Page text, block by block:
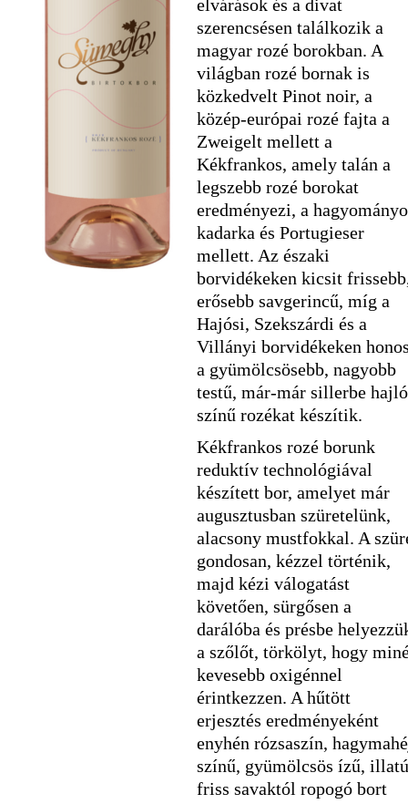
elvárások és a divat
szerencsésen találkozik a
magyar rozé borokban. A
világban rozé bornak is
közkedvelt Pinot noir, a
közép-európai rozé fajta a
Zweigelt mellett a
Kékfrankos, amely talán a
legszebb rozé borokat
eredményezi, a
kadarka és Portugieser
mellett. Az északi
borvidékeken kicsit
erősebb savgerincű, míg a
Hajósi, Szekszárdi és a
Villányi borvidékeken
a gyümölcsösebb, nagyobb
testű, már-már sillerbe hajló
színű rozékat készítik.
Kékfrankos rozé borunk
reduktív technológiával
készített bor, amelyet már
augusztusban szüretelünk,
alacsony mustfokkal. A
gondosan, kézzel történik,
majd kézi válogatást
követően, sürgősen a
darálóba és présbe
a szőlőt, törkölyt, hogy
kevesebb oxigénnel
érintkezzen. A hűtött
erjesztés eredményeként
enyhén rózsaszín,
színű, gyümölcsös ízű,
friss savaktól ropogó bort